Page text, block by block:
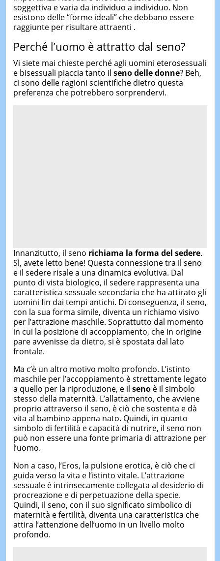
soggettiva e varia da individuo a individuo. Non
esistono delle “forme ideali” che debbano essere
raggiunte per risultare attraenti .
Perché l’uomo è attratto dal seno?
Vi siete mai chieste perché agli uomini eterosessuali
e bisessuali piaccia tanto il seno delle donne? Beh,
ci sono delle ragioni scientifiche dietro questa
preferenza che potrebbero sorprendervi.
Innanzitutto, il seno richiama la forma del sedere.
Sì, avete letto bene! Questa connessione tra il seno
e il sedere risale a una dinamica evolutiva. Dal
punto di vista biologico, il sedere rappresenta una
caratteristica sessuale secondaria che ha attirato gli
uomini fin dai tempi antichi. Di conseguenza, il seno,
con la sua forma simile, diventa un richiamo visivo
per l’attrazione maschile. Soprattutto dal momento
in cui la posizione di accoppiamento, che in origine
pare avvenisse da dietro, si è spostata dal lato
frontale.
Ma c’è un altro motivo molto profondo. L’istinto
maschile per l’accoppiamento è strettamente legato
a quello per la riproduzione, e il senoè il simbolo
stesso della maternità. L’allattamento, che avviene
proprio attraverso il seno, è ciò che sostenta e dà
vita al bambino appena nato. Quindi, in quanto
simbolo di fertilità e capacità di nutrire, il seno non
può non essere una fonte primaria di attrazione per
l’uomo.
Non a caso, l’Eros, la pulsione erotica, è ciò che ci
guida verso la vita e l’istinto vitale. L’attrazione
sessuale è intrinsecamente collegata al desiderio di
procreazione e di perpetuazione della specie.
Quindi, il seno, con il suo significato simbolico di
maternità e fertilità, diventa una caratteristica che
attira l’attenzione dell’uomo in un livello molto
profondo.